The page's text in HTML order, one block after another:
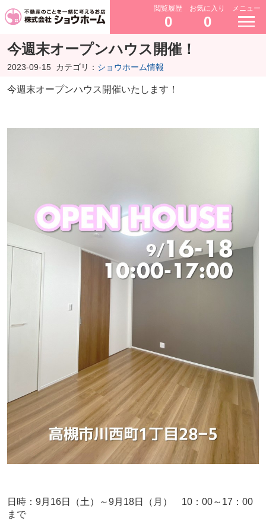
閲覧履歴
0
お気に入り
0
メニュー
今週末オープンハウス開催！
2023-09-15 カテゴリ： ショウホーム情報
今週末オープンハウス開催いたします！
日時：9月16日（土）～9月18日（月） 10：00～17：00
まで